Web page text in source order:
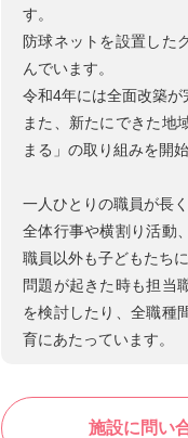
す。
防球ネットを設置した
んでいます。
令和4年には全面改築
また、新たにできた地
まる」の取り組みを開
一人ひとりの職員が長
全体行事や横割り活動
職員以外も子どもたち
問題が起きた時も担当
を検討したり、全職種
育にあたっています。
施設に問い